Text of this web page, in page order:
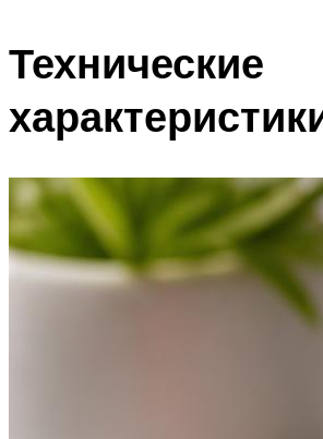
Технические